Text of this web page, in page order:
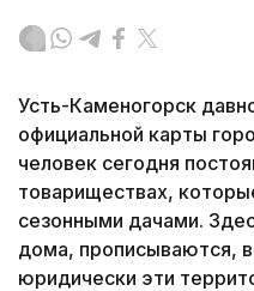
Усть-Каменогорск
официальной карты
человек сегодня
товариществах,
сезонными дачами.
дома, прописываются,
юридически эти